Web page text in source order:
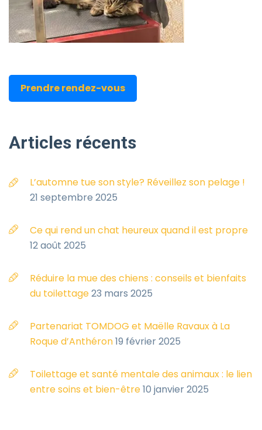
Prendre rendez-vous
Articles récents
L’automne tue son style? Réveillez son pelage !
21 septembre 2025
Ce qui rend un chat heureux quand il est propre
12 août 2025
Réduire la mue des chiens : conseils et bienfaits
du toilettage23 mars 2025
Partenariat TOMDOG et Maëlle Ravaux à La
Roque d’Anthéron19 février 2025
Toilettage et santé mentale des animaux : le lien
entre soins et bien-être10 janvier 2025